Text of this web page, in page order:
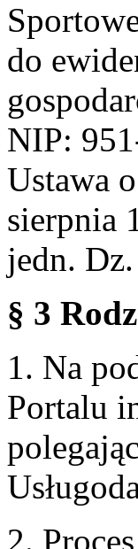
do
NIP:
Ustawa
sierpnia
jedn.
§ 3
1. Na
Portalu
2.